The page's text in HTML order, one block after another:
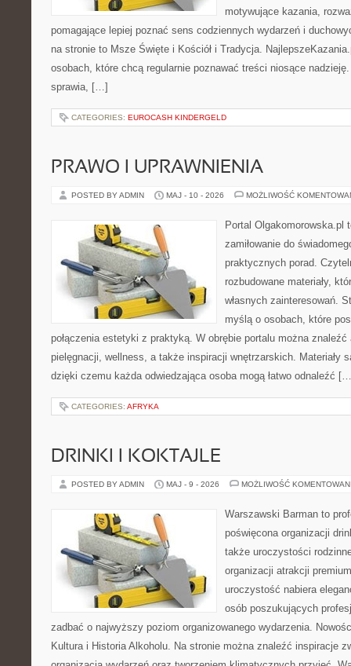
motywujące kazania,
pomagające lepiej poznać sens codziennych wydarzeń i
na stronie to Msze Święte i Kościół i Tradycja.
osobach, które chcą regularnie poznawać treści niosące nadzieję.
sprawia, […]
CATEGORIES: EUROCASH KINDERGELD
PRAWO I UPRAWNIENIA
POSTED BY ADMIN MAJ - 10 - 2026 MOŻLIWOŚĆ
Portal Olgakomorowska.pl
zamiłowanie do
praktycznych porad.
rozbudowane materiały,
własnych zainteresowań.
myślą o osobach, które
połączenia estetyki z praktyką. W obrębie portalu można
pielęgnacji, wellness, a także inspiracji wnętrzarskich. Materiały
dzięki czemu każda odwiedzająca osoba mogą łatwo odnaleźć
CATEGORIES: AFRYKA
DRINKI I KOKTAJLE
POSTED BY ADMIN MAJ - 9 - 2026 MOŻLIWOŚĆ
Warszawski Barman to
poświęcona organizacji
także uroczystości
organizacji atrakcji
uroczystość nabiera
osób poszukujących
zadbać o najwyższy poziom organizowanego wydarzenia.
Kultura i Historia Alkoholu. Na stronie można znaleźć inspiracje